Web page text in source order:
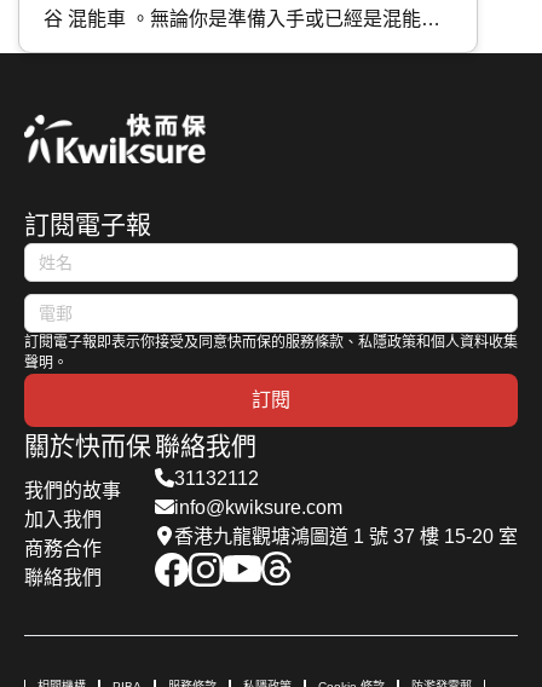
谷 混能車 。無論你是準備入手或已經是混能車
主，應該如何分辨不同種類的混能車？應該如何
歐系混能車特點及混能車保養攻略。
訂閱電子報
訂閱電子報即表示你接受及同意快而保的服務條款、私隱政策和個人資料收集
聲明。
訂閱
關於快而保
我們的故事
加入我們
商務合作
聯絡我們
聯絡我們
31132112
info@kwiksure.com
香港九龍觀塘鴻圖道 1 號 37 樓 15-20 室